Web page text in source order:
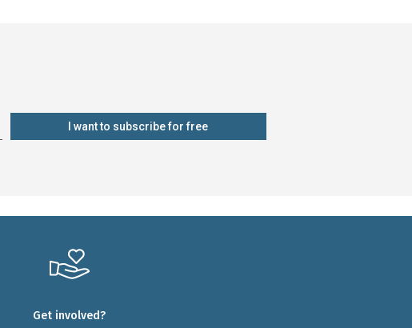
I want to subscribe for free
Get involved?